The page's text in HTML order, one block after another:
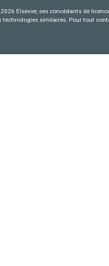
Elsevier, ses concédants de
similaires. Pour tout